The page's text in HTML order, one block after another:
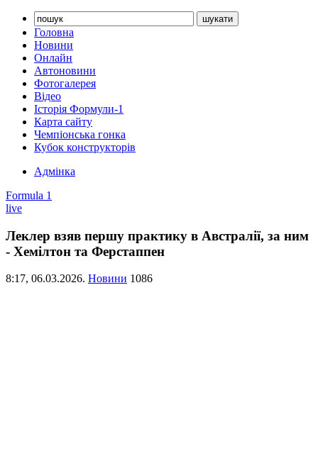
Головна
Новини
Онлайн
Автоновини
Фотогалерея
Відео
Історія Формули-1
Карта сайту
Чемпіонська гонка
Кубок конструкторів
Адмінка
Formula 1
live
Леклер взяв першу практику в Австралії, за ним
- Хемілтон та Ферстаппен
8:17, 06.03.2026. Новини 1086